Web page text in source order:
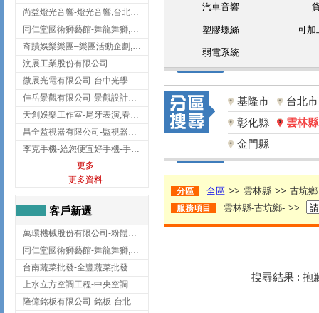
尚益燈光音響-燈光音響,台北燈光音響,台北燈光音響出租
同仁堂國術獅藝館-舞龍舞獅,台中舞龍舞獅
奇蹟娛樂樂團–樂團活動企劃,台中樂團表演,台中婚禮樂團
汶展工業股份有限公司
微展光電有限公司-台中光學鍍膜,optical filter taiwan,台灣光學鍍膜
佳岳景觀有限公司-景觀設計公司,台北景觀設計,台北景觀工程,中山區景觀設計
天創娛樂工作室-尾牙表演,春酒表演,板橋尾牙表演
昌全監視器有限公司-監視器安裝,高雄監視器安裝,鳳山區監視器安裝
李克手機-給您便宜好手機-手機收購,屏東手機收購
更多
更多資料
客戶新選
萬環機械股份有限公司-粉體塗裝設備,輸送機,輸送機設備,台南輸送機
同仁堂國術獅藝館-舞龍舞獅,台中舞龍舞獅
台南蔬菜批發-全豐蔬菜批發專送/台南蔬菜箱宅配到府
上水立方空調工程-中央空調規劃,台北中央空調規劃
隆億銘板有限公司-銘板-台北銘板-板橋銘板
汽車音響
塑膠螺絲 可加
弱電系統
基隆市
台北市
彰化縣
雲林縣
金門縣
分區 全區 >> 雲林縣 >> 古坑鄉
服務項目 雲林縣-古坑鄉- >>
搜尋結果 : 抱